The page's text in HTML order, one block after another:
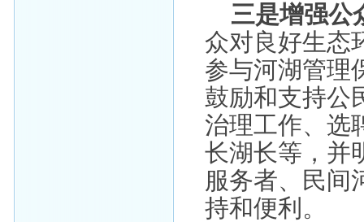
三是增强公
众对良好生态
参与河湖管理
鼓励和支持公
治理工作、选
长湖长等，并
服务者、民间
持和便利。